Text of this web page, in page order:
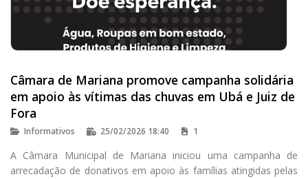
Câmara de Mariana promove campanha solidária
em apoio às vítimas das chuvas em Ubá e Juiz de
Fora
Informativos 25/02/2026 18:40 1
A Câmara Municipal de Mariana iniciou uma campanha de
arrecadação de donativos em apoio às famílias atingidas pelas